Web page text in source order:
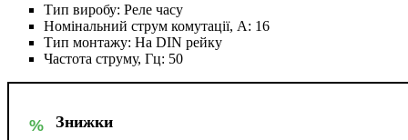
Тип виробу: Реле часу
Номінальний струм комутації, А: 16
Тип монтажу: На DIN рейку
Частота струму, Гц: 50
% Знижки